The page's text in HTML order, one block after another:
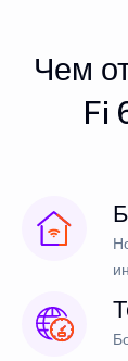
Чем
Fi